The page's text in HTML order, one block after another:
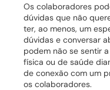
Os colaboradores
dúvidas que não
ter, ao menos, um
dúvidas e conversar
podem não se sentir
física ou de saúde
de conexão com um
os colaboradores.